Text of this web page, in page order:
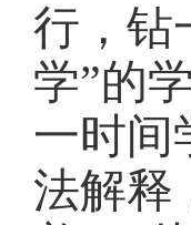
行，钻
学”的
一时间
法解释